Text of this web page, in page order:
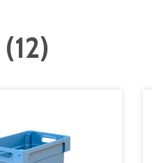
(12)